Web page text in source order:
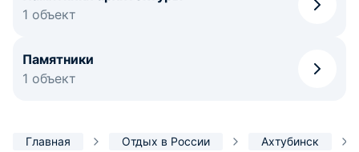
1 объект
Памятники
1 объект
Главная Отдых в России Ахтубинск